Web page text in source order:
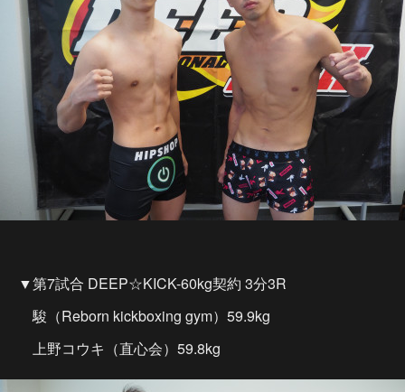
▼第7試合 DEEP☆KICK-60kg契約 3分3R
駿（Reborn kickboxing gym）59.9kg
上野コウキ（直心会）59.8kg